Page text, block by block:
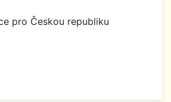
pro Českou republiku